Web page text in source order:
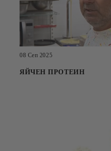
08 Сеп 2025
ЯЙЧЕН ПРОТЕИН